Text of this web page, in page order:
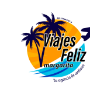
content